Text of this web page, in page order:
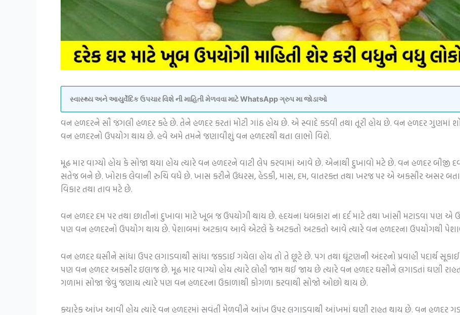
સ્વાસ્થ્ય અને આયુર્વેદિક ઉપચાર વિશે ની માહિતી મેળવવા માટે WhatsApp ગ્રુપ મા જોડાઓ
વન હળદરને સૌ જંગલી હળદર કહે છે. તેને હળદર કરતાં મોટી ગાંઠ હોય છે. એ સ્વાદે કડવી તથા તૂરી હોય છે. વન હળદર
વન હળદરનો ઉપયોગ થાય છે. હવે અમે તમને જણાવીશું વન હળદરથી થતા લાભો વિશે.
મૂઢ માર વાગ્યો હોય કે સોજા થયા હોય ત્યારે વન હળદરને વાટી લેપ કરવામાં આવે છે. એનાથી દુખાવો મટે છે. વન હળદર બીજી
સતેજ બને છે. ખોરાક લેવાની રુચિ વધે છે. ખાસ કરીને ઉધરસ, હેડકી, માસ, દમ, વાતરક્ત તથા ખરજ પર એ અકસીર અસર
વિકાર તથા તાવ મટે છે.
વન હળદર દમ પર તથા છાતીનાં દુખાવા માટે ખૂબ જ ઉપયોગી થાય છે. હૃદયના ધબકારા ના દર્દ માટે તથા ખાંસી મટાડવા પણ
પણ વન હળદરનો ઉપયોગ થાય છે. પેશાબમાં અટકાવ આવે એટલે કે અટકતો અટકતો આવે ત્યારે વન હળદરના ઉપયોગથી
વન હળદર ઘસીને સાંધા ઉપર લગાડવાથી સાંધા જકડાઈ ગયેલા હોય તો તે છૂટે છે. પગ તથા ઘૂંટણની અંદરનો પ્રવાહી પદાર્થ
પણ વન હળદર અકસીર ઇલાજ છે. મૂઢ માર વાગ્યો હોય ત્યારે લોહી જામ થઈ જાય છે ત્યારે વન હળદર ઘસીને લગાડતાં ઘણી
ગળામાં સોજા જેવું જણાય ત્યારે પણ વન હળદરના ઉકાળાથી કોગળા કરવાથી સોજો ઓછો થાય છે.
ક્યારેક આંખ આવી હોય ત્યારે વન હળદરમાં સવંતી મેળવીને આંખ ઉપર લગાડવાથી આંખમાં ઘણી રાહત થાય છે. વન હળદર